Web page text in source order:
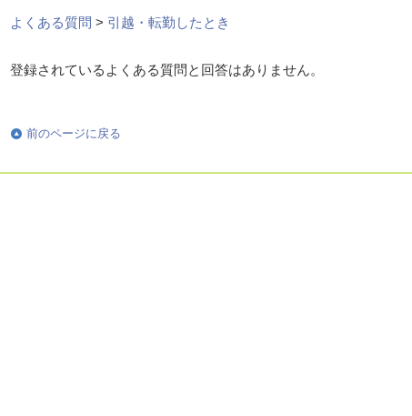
よくある質問 > 引越・転勤したとき
登録されているよくある質問と回答はありません。
前のページに戻る